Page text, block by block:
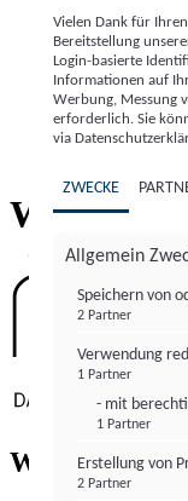
Institutional
Wie gewohnt
Vielen Dank für
Bereitstellung
Login-basierte
Informationen auf
Werbung, Messung
erforderlich. Sie
via
ZWECKE
Allgemein
Speichern von
2 Partner
Verwendung
1 Partner
- mit
1 Partner
Erstellung von
2 Partner